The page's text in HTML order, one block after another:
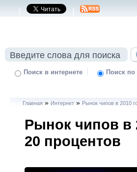
| |
Поиск в интернете | Поиск по
Главная » Интернет » Рынок чипов в 2010
Рынок чипов в
20 процентов